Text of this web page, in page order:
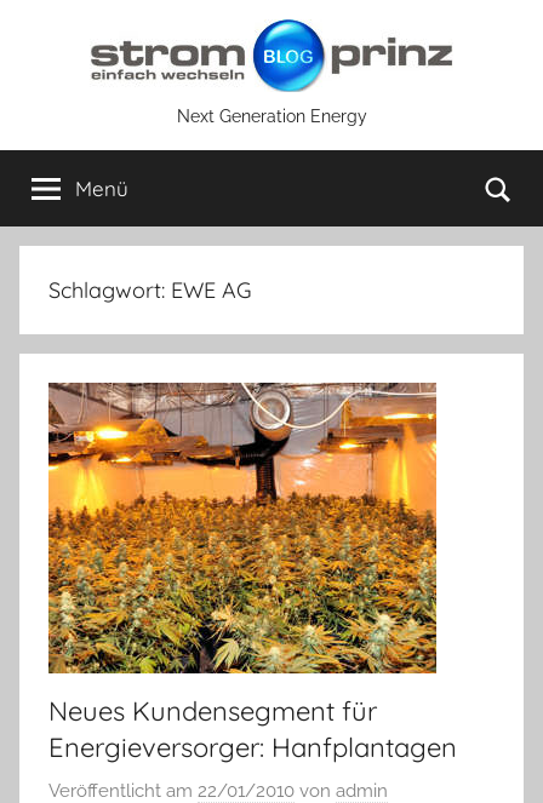
Next Generation Energy
Menü
Schlagwort: EWE AG
Neues Kundensegment für
Energieversorger: Hanfplantagen
Veröffentlicht am 22/01/2010 von admin